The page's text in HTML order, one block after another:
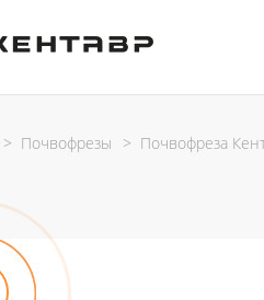
> Почвофрезы > Почвофреза